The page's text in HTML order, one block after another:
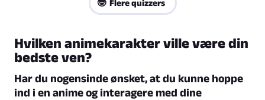
🤓 Flere quizzers
Hvilken animekarakter ville være din
bedste ven?
Har du nogensinde ønsket, at du kunne hoppe
ind i en anime og interagere med dine